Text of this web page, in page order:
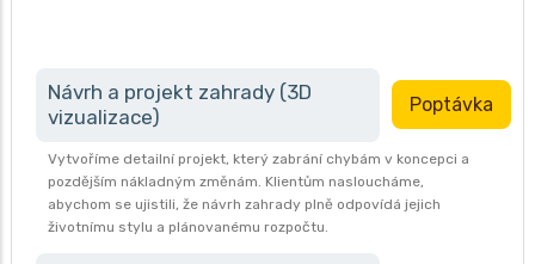
Návrh a projekt zahrady (3D
vizualizace)
Poptávka
Vytvoříme detailní projekt, který zabrání chybám v koncepci a
pozdějším nákladným změnám. Klientům nasloucháme,
abychom se ujistili, že návrh zahrady plně odpovídá jejich
životnímu stylu a plánovanému rozpočtu.